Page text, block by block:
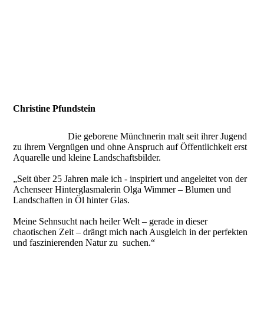
Christine Pfundstein
Die geborene Münchnerin malt seit ihrer Jugend
zu ihrem Vergnügen und ohne Anspruch auf Öffentlichkeit erst
Aquarelle und kleine Landschaftsbilder.
„Seit über 25 Jahren male ich - inspiriert und angeleitet von der
Achenseer Hinterglasmalerin Olga Wimmer – Blumen und
Landschaften in Öl hinter Glas.
Meine Sehnsucht nach heiler Welt – gerade in dieser
chaotischen Zeit – drängt mich nach Ausgleich in der perfekten
und faszinierenden Natur zu suchen.“